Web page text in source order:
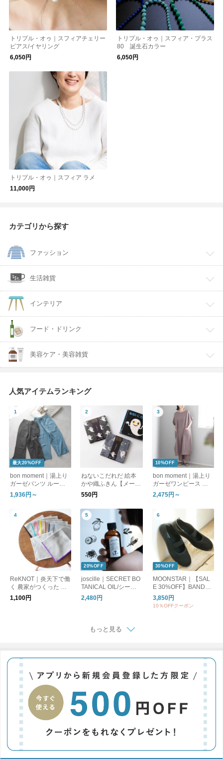
トリプル・オゥ｜スフィアチェリー
ピアス/イヤリング
6,050円
トリプル・オゥ｜スフィア・プラス
80 誕生石カラー
6,050円
トリプル・オゥ｜スフィア ラメ
11,000円
カテゴリから探す
ファッション
生活雑貨
インテリア
フード・ドリンク
美容ケア・美容雑貨
人気アイテムランキング
最大20%OFF
bon moment｜湯上り
ガーゼパンツ ルーム
パンツ
1,936円～
ねないこだれだ 絵本
かや織ふきん【メール
便可】
550円
10%OFF
bon moment｜湯上り
ガーゼワンピース ル
ームワンピース
2,475円～
ReKNOT｜炎天下で働
く 農家がつくった 手
ぬぐい ハンカチ MFS
2610 リノット ギフト
1,100円
20%OFF
joscille｜SECRET BO
TANICAL OIL/シーク
レットボタニカルオイ
ル
2,480円
30%OFF
MOONSTAR｜【SAL
E 30%OFF】BANDBA
LLET バンドバレー バ
レーシューズ フラッ
3,850円
10％OFFクーポン
もっと見る